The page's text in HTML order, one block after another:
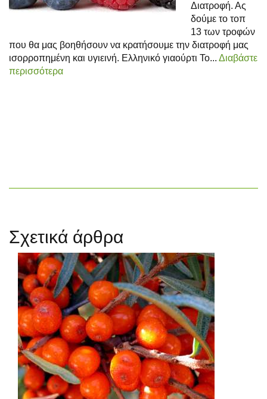
Διατροφή. Ας
δούμε το τοπ
13 των τροφών
που θα μας βοηθήσουν να κρατήσουμε την διατροφή μας
ισορροπημένη και υγιεινή. Ελληνικό γιαούρτι Το... Διαβάστε
περισσότερα
Σχετικά άρθρα